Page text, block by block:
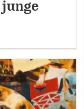
junge